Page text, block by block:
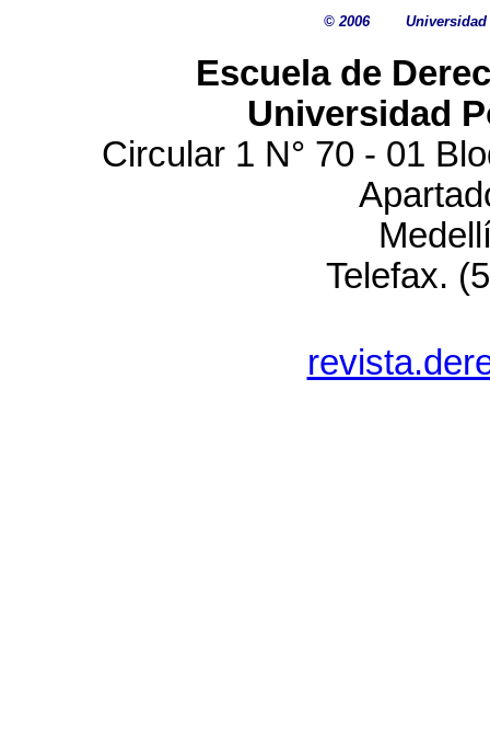
© 2006
Escuela de
Universidad
Circular 1 N° 70 - 01
Telefax.